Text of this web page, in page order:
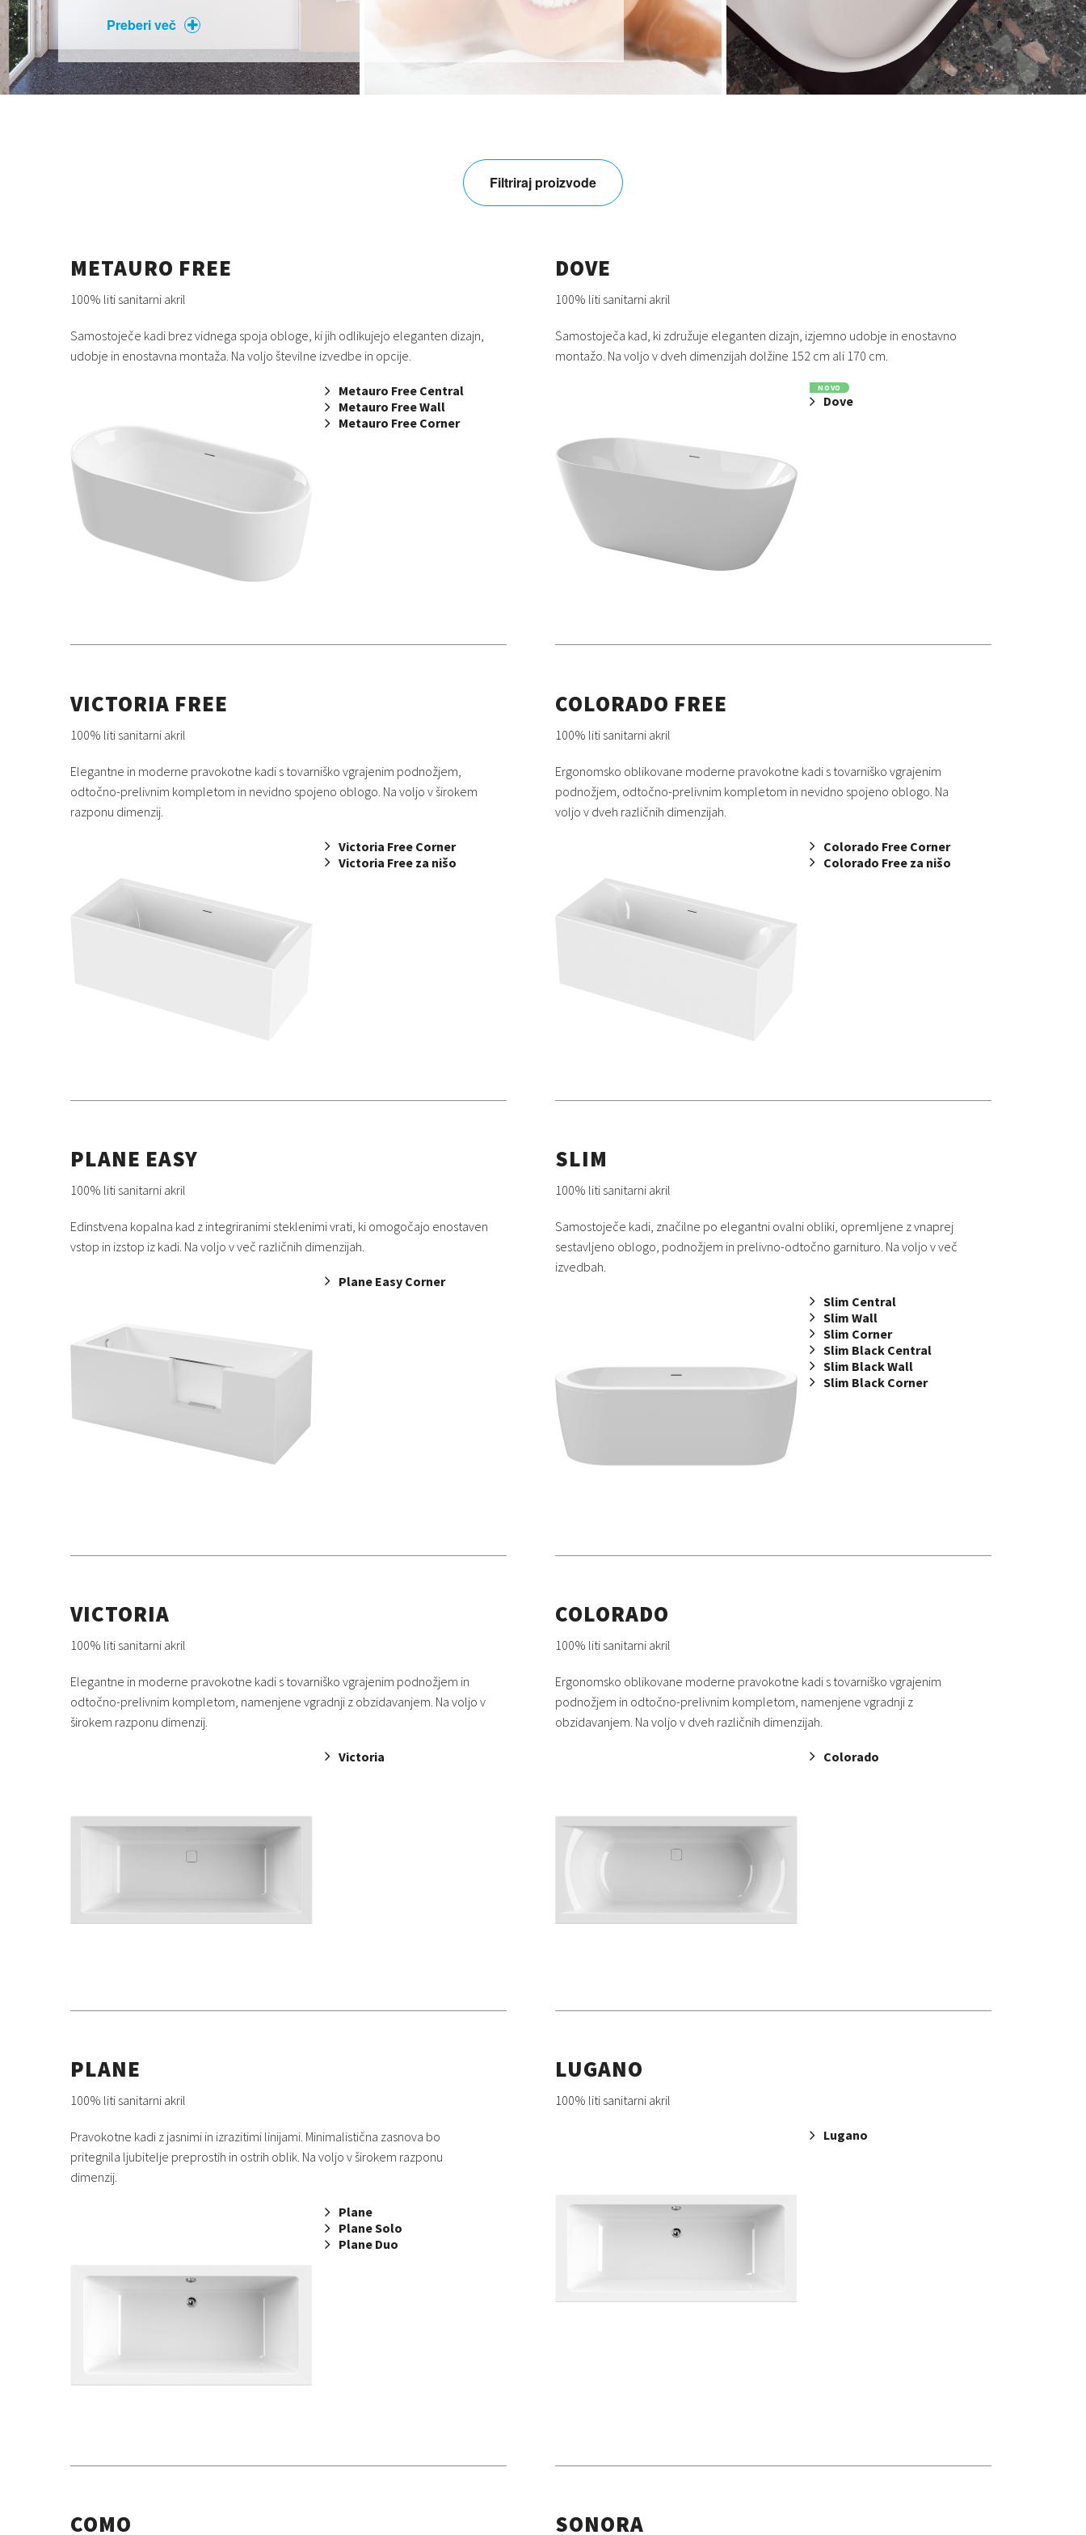
Preberi več
Filtriraj proizvode
METAURO FREE
100% liti sanitarni akril
Samostoječe kadi brez vidnega spoja obloge, ki jih odlikujejo eleganten dizajn,
udobje in enostavna montaža. Na voljo številne izvedbe in opcije.
Metauro Free Central
Metauro Free Wall
Metauro Free Corner
DOVE
100% liti sanitarni akril
Samostoječa kad, ki združuje eleganten dizajn, izjemno udobje in enostavno
montažo. Na voljo v dveh dimenzijah dolžine 152 cm ali 170 cm.
NOVO
Dove
VICTORIA FREE
100% liti sanitarni akril
Elegantne in moderne pravokotne kadi s tovarniško vgrajenim podnožjem,
odtočno-prelivnim kompletom in nevidno spojeno oblogo. Na voljo v širokem
razponu dimenzij.
Victoria Free Corner
Victoria Free za nišo
COLORADO FREE
100% liti sanitarni akril
Ergonomsko oblikovane moderne pravokotne kadi s tovarniško vgrajenim
podnožjem, odtočno-prelivnim kompletom in nevidno spojeno oblogo. Na
voljo v dveh različnih dimenzijah.
Colorado Free Corner
Colorado Free za nišo
PLANE EASY
100% liti sanitarni akril
Edinstvena kopalna kad z integriranimi steklenimi vrati, ki omogočajo enostaven
vstop in izstop iz kadi. Na voljo v več različnih dimenzijah.
Plane Easy Corner
SLIM
100% liti sanitarni akril
Samostoječe kadi, značilne po elegantni ovalni obliki, opremljene z vnaprej
sestavljeno oblogo, podnožjem in prelivno-odtočno garnituro. Na voljo v več
izvedbah.
Slim Central
Slim Wall
Slim Corner
Slim Black Central
Slim Black Wall
Slim Black Corner
VICTORIA
100% liti sanitarni akril
Elegantne in moderne pravokotne kadi s tovarniško vgrajenim podnožjem in
odtočno-prelivnim kompletom, namenjene vgradnji z obzidavanjem. Na voljo v
širokem razponu dimenzij.
Victoria
COLORADO
100% liti sanitarni akril
Ergonomsko oblikovane moderne pravokotne kadi s tovarniško vgrajenim
podnožjem in odtočno-prelivnim kompletom, namenjene vgradnji z
obzidavanjem. Na voljo v dveh različnih dimenzijah.
Colorado
PLANE
100% liti sanitarni akril
Pravokotne kadi z jasnimi in izrazitimi linijami. Minimalistična zasnova bo
pritegnila ljubitelje preprostih in ostrih oblik. Na voljo v širokem razponu
dimenzij.
Plane
Plane Solo
Plane Duo
LUGANO
100% liti sanitarni akril
Lugano
COMO SONORA